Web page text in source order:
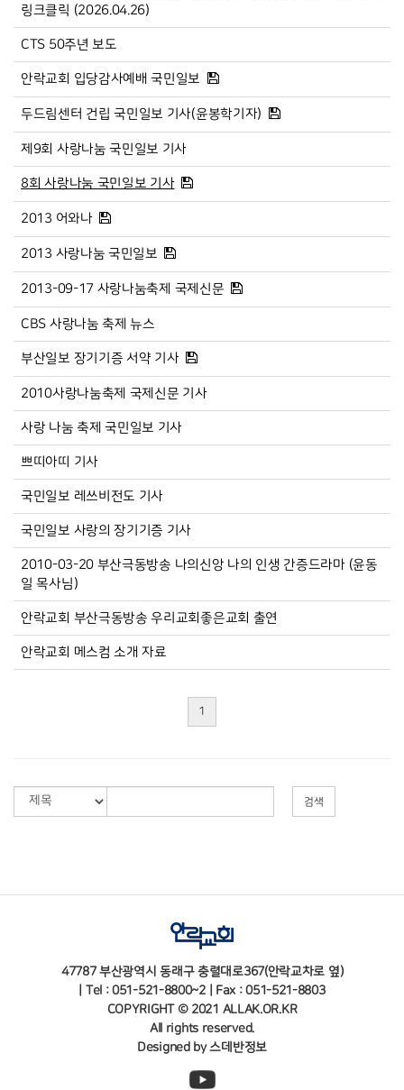
링크클릭 (2026.04.26)
CTS 50주년 보도
안락교회 입당감사예배 국민일보
두드림센터 건립 국민일보 기사(윤봉학기자)
제9회 사랑나눔 국민일보 기사
8회 사랑나눔 국민일보 기사
2013 어와나
2013 사랑나눔 국민일보
2013-09-17 사랑나눔축제 국제신문
CBS 사랑나눔 축제 뉴스
부산일보 장기기증 서약 기사
2010사랑나눔축제 국제신문 기사
사랑 나눔 축제 국민일보 기사
쁘띠아띠 기사
국민일보 레쓰비전도 기사
국민일보 사랑의 장기기증 기사
2010-03-20 부산극동방송 나의신앙 나의 인생 간증드라마 (윤동
일 목사님)
안락교회 부산극동방송 우리교회좋은교회 출연
안락교회 메스컴 소개 자료
1
검색
47787 부산광역시 동래구 충렬대로367(안락교차로 옆)
| Tel : 051-521-8800~2 | Fax : 051-521-8803
COPYRIGHT © 2021 ALLAK.OR.KR
All rights reserved.
Designed by스데반정보